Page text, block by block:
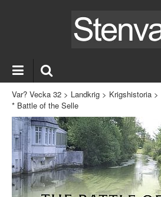
Var? Vecka 32 > Landkrig > Krigshistoria >
* Battle of the Selle